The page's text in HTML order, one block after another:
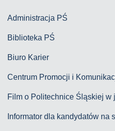
Administracja PŚ
Biblioteka PŚ
Biuro Karier
Centrum Promocji i
Film o Politechnice Śląskiej w
Informator dla kandydatów na